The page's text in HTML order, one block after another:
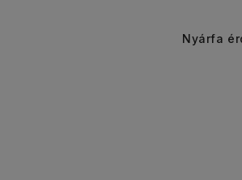
Nyárfa